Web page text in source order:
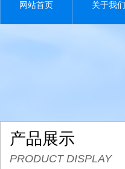
网站首页 关于我们
产品展示
PRODUCT DISPLAY